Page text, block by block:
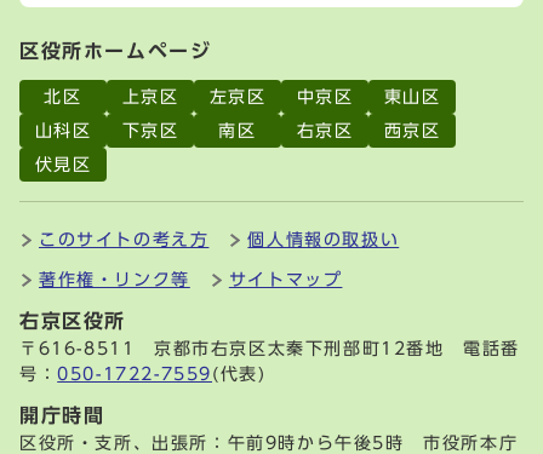
区役所ホームページ
北区 上京区 左京区 中京区
東山区
山科区
下京区 南区 右京区
西京区
伏見区
このサイトの考え方 個人情報の取扱い
著作権・リンク等 サイトマップ
右京区役所
〒616-8511 京都市右京区太秦下刑部町12番地 電話番
号：050-1722-7559 (代表)
開庁時間
区役所・支所、出張所：午前9時から午後5時 市役所本庁